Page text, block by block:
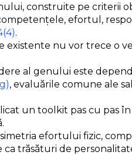
construite pe criterii
efortul,
.
existente nu vor trece o
al genului este
, evaluările comune ale
un toolkit pas cu
efortului fizic,
trăsături de